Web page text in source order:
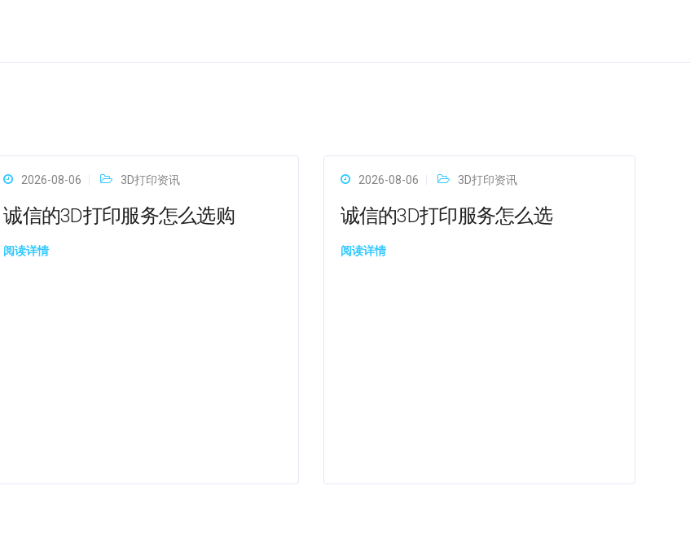
2026-08-06 3D打印资讯
诚信的3D打印服务怎么选购
阅读详情
2026-08-06 3D打印资讯
诚信的3D打印服务怎么选
阅读详情